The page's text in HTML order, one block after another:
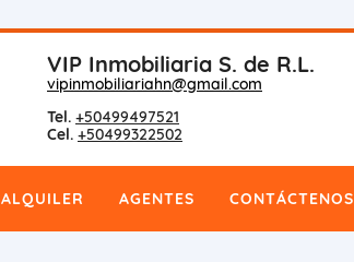
VIP Inmobiliaria S. de R.L.
vipinmobiliariahn@gmail.com
Tel. +50499497521
Cel. +50499322502
ALQUILER AGENTES CONTÁCTENOS